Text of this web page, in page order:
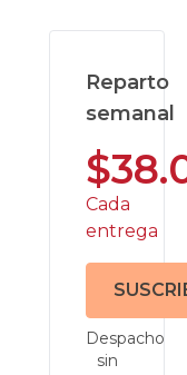
Reparto
semanal
Cada
entrega
Despacho
sin